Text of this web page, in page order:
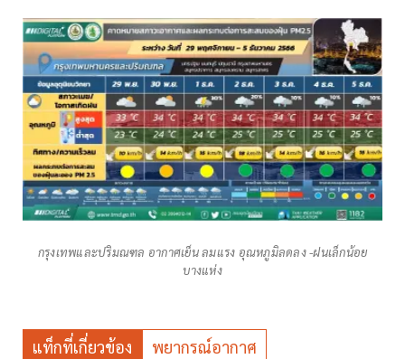
กรุงเทพและปริมณฑล อากาศเย็น ลมแรง อุณหภูมิลดลง -ฝนเล็กน้อย
บางแห่ง
แท็กที่เกี่ยวข้อง
พยากรณ์อากาศ